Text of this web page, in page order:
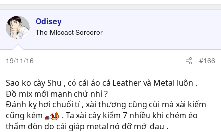
Odisey
The Miscast Sorcerer
19/11/16 #166
Sao ko cày Shu , có cái áo cả Leather và Metal luôn .
Đồ mix mới mạnh chứ nhỉ ?
Đánh kỵ hơi chuối tí , xài thương cũng cùi mà xài kiếm
cũng kém
. Ta xài cây kiếm 7 nhiều khi chém éo
thấm đòn do cái giáp metal nó đỡ mới đau .